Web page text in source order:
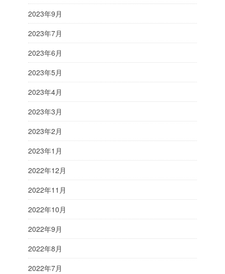
2023年9月
2023年7月
2023年6月
2023年5月
2023年4月
2023年3月
2023年2月
2023年1月
2022年12月
2022年11月
2022年10月
2022年9月
2022年8月
2022年7月